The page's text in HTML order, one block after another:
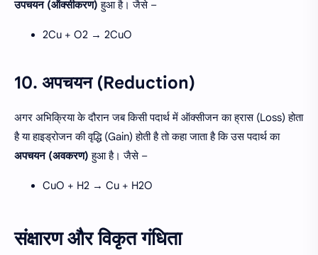
उपचयन (ऑक्सीकरण) हुआ है। जैसे –
2Cu + O2 → 2CuO
10. अपचयन (Reduction)
अगर अभिक्रिया के दौरान जब किसी पदार्थ में ऑक्सीजन का ह्रास (Loss) होता
है या हाइड्रोजन की वृद्धि (Gain) होती है तो कहा जाता है कि उस पदार्थ का
अपचयन (अवकरण) हुआ है। जैसे –
CuO + H2 → Cu + H2O
संक्षारण और विकृत गंधिता